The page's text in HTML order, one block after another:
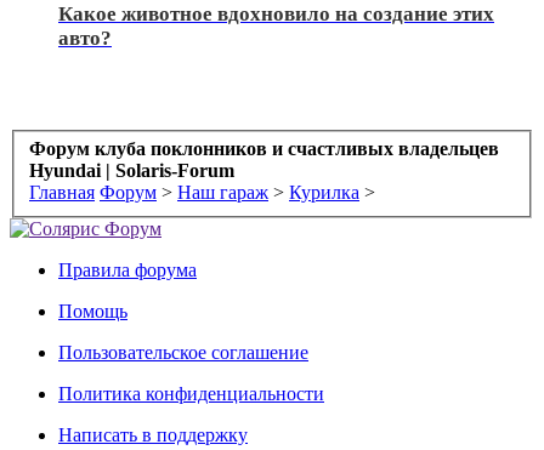
Какое животное вдохновило на создание этих
авто?
Форум клуба поклонников и счастливых владельцев
Hyundai | Solaris-Forum
Главная Форум > Наш гараж > Курилка >
Правила форума
Помощь
Пользовательское соглашение
Политика конфиденциальности
Написать в поддержку